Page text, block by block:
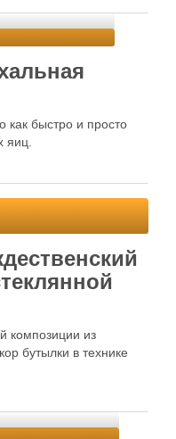
как быстро и просто
яиц.
композиции из
бутылки в технике